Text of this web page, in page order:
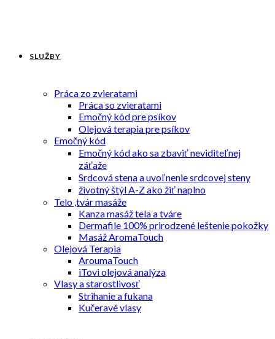
SLUŽBY
Práca zo zvieratami
Práca so zvieratami
Emočný kód pre psíkov
Olejová terapia pre psíkov
Emočný kód
Emočný kód ako sa zbaviť neviditeľnej
záťaže
Srdcová stena a uvoľnenie srdcovej steny
životný štýl A-Z ako žiť naplno
Telo ,tvár masáže
Kanza masáž tela a tváre
Dermafile 100% prirodzené leštenie pokožky
Masáž AromaTouch
Olejová Terapia
AroumaTouch
iTovi olejová analýza
Vlasy a starostlivosť
Strihanie a fukana
Kučeravé vlasy